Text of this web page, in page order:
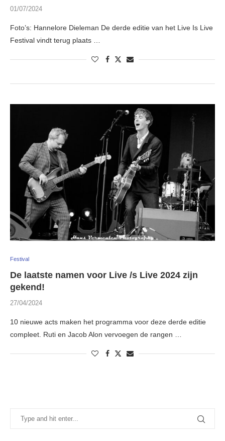
01/07/2024
Foto’s: Hannelore Dieleman De derde editie van het Live Is Live
Festival vindt terug plaats …
Festival
De laatste namen voor Live /s Live 2024 zijn
gekend!
27/04/2024
10 nieuwe acts maken het programma voor deze derde editie
compleet. Ruti en Jacob Alon vervoegen de rangen …